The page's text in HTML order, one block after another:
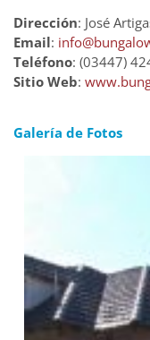
Dirección: José
Email:
Teléfono: (03447)
Sitio Web:
Galería de Fotos